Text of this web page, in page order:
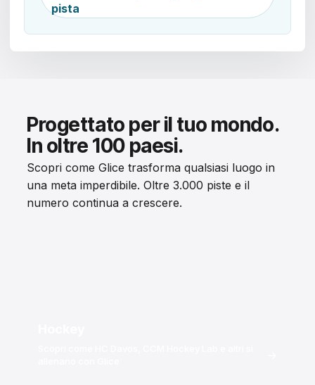
pista
Progettato per il tuo mondo.
In oltre 100 paesi.
Scopri come Glice trasforma qualsiasi luogo in
una meta imperdibile. Oltre 3.000 piste e il
numero continua a crescere.